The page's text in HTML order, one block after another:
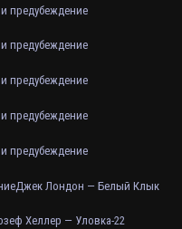
предубеждение
предубеждение
предубеждение
предубеждение
предубеждение
Джек Лондон — Белый Клык
Хеллер — Уловка-22